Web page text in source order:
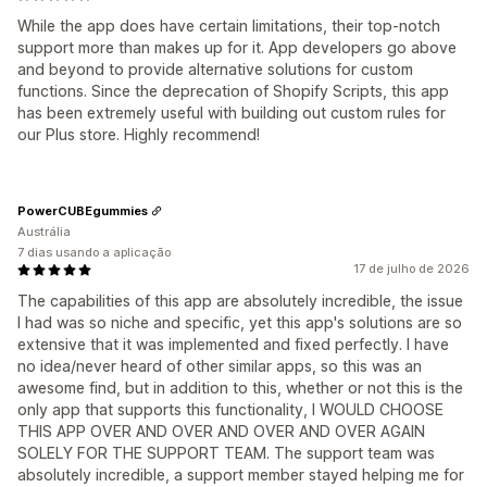
While the app does have certain limitations, their top-notch
support more than makes up for it. App developers go above
and beyond to provide alternative solutions for custom
functions. Since the deprecation of Shopify Scripts, this app
has been extremely useful with building out custom rules for
our Plus store. Highly recommend!
17 de julho de 2026
The capabilities of this app are absolutely incredible, the issue
I had was so niche and specific, yet this app's solutions are so
extensive that it was implemented and fixed perfectly. I have
no idea/never heard of other similar apps, so this was an
awesome find, but in addition to this, whether or not this is the
only app that supports this functionality, I WOULD CHOOSE
THIS APP OVER AND OVER AND OVER AND OVER AGAIN
SOLELY FOR THE SUPPORT TEAM. The support team was
absolutely incredible, a support member stayed helping me for
PowerCUBEgummies
Austrália
7 dias usando a aplicação